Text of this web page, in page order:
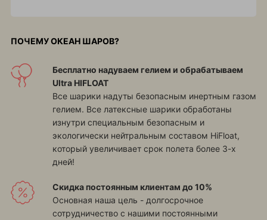
ПОЧЕМУ ОКЕАН ШАРОВ?
Бесплатно надуваем гелием и обрабатываем
Ultra HIFLOAT
Все шарики надуты безопасным инертным газом
гелием. Все латексные шарики обработаны
изнутри специальным безопасным и
экологически нейтральным составом HiFloat,
который увеличивает срок полета более 3-х
дней!
Скидка постоянным клиентам до 10%
Основная наша цель - долгосрочное
сотрудничество с нашими постоянными